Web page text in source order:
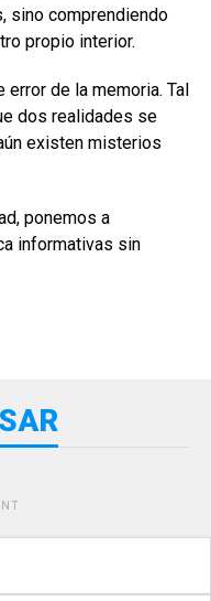
sino comprendiendo
propio interior.
error de la memoria. Tal
dos realidades se
existen misterios
ponemos a
informativas sin